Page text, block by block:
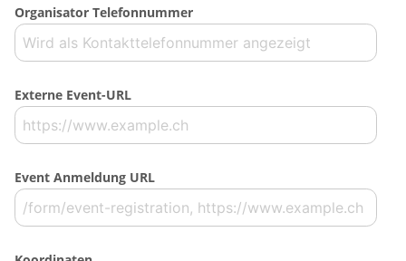
Organisator Telefonnummer
Externe Event-URL
Event Anmeldung URL